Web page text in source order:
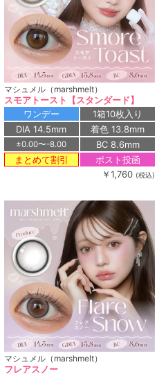
マシュメル（marshmelt）
スモアトースト【スタンダード】
ワンデー
1箱10枚入り
DIA 14.5mm
着色 13.8mm
±0.00〜-8.00
BC 8.6mm
まとめて割引
ポスト投函
￥1,760 (税込)
マシュメル（marshmelt）
フレアスノー